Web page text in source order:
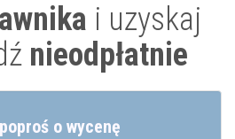
i uzyskaj
nieodpłatnie
o wycenę